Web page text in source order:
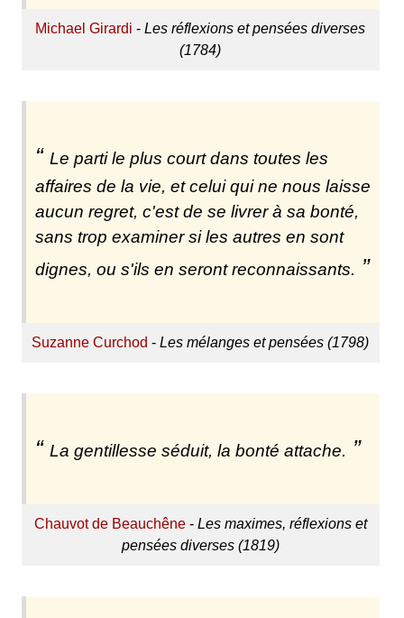
Michael Girardi -Les réflexions et pensées diverses
(1784)
Le parti le plus court dans toutes les
affaires de la vie, et celui qui ne nous laisse
aucun regret, c'est de se livrer à sa bonté,
sans trop examiner si les autres en sont
dignes, ou s'ils en seront reconnaissants.
Suzanne Curchod -Les mélanges et pensées (1798)
La gentillesse séduit, la bonté attache.
Chauvot de Beauchêne- Les maximes, réflexions et
pensées diverses (1819)